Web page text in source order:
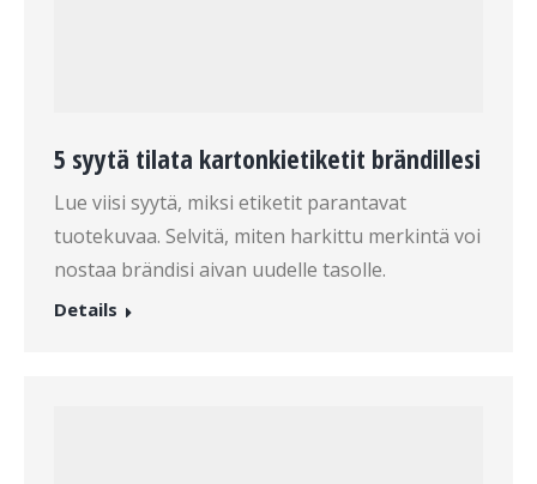
5 syytä tilata kartonkietiketit brändillesi
Lue viisi syytä, miksi etiketit parantavat
tuotekuvaa. Selvitä, miten harkittu merkintä voi
nostaa brändisi aivan uudelle tasolle.
Details